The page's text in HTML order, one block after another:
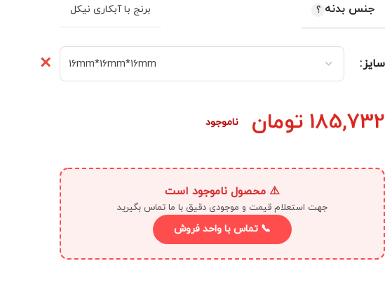
جنس بدنه برنج با آبکاری نیکل
سایز
185,732 تومان ناموجود
⚠️ محصول ناموجود است
جهت استعلام قیمت و موجودی دقیق با ما تماس بگیرید
📞 تماس با واحد فروش